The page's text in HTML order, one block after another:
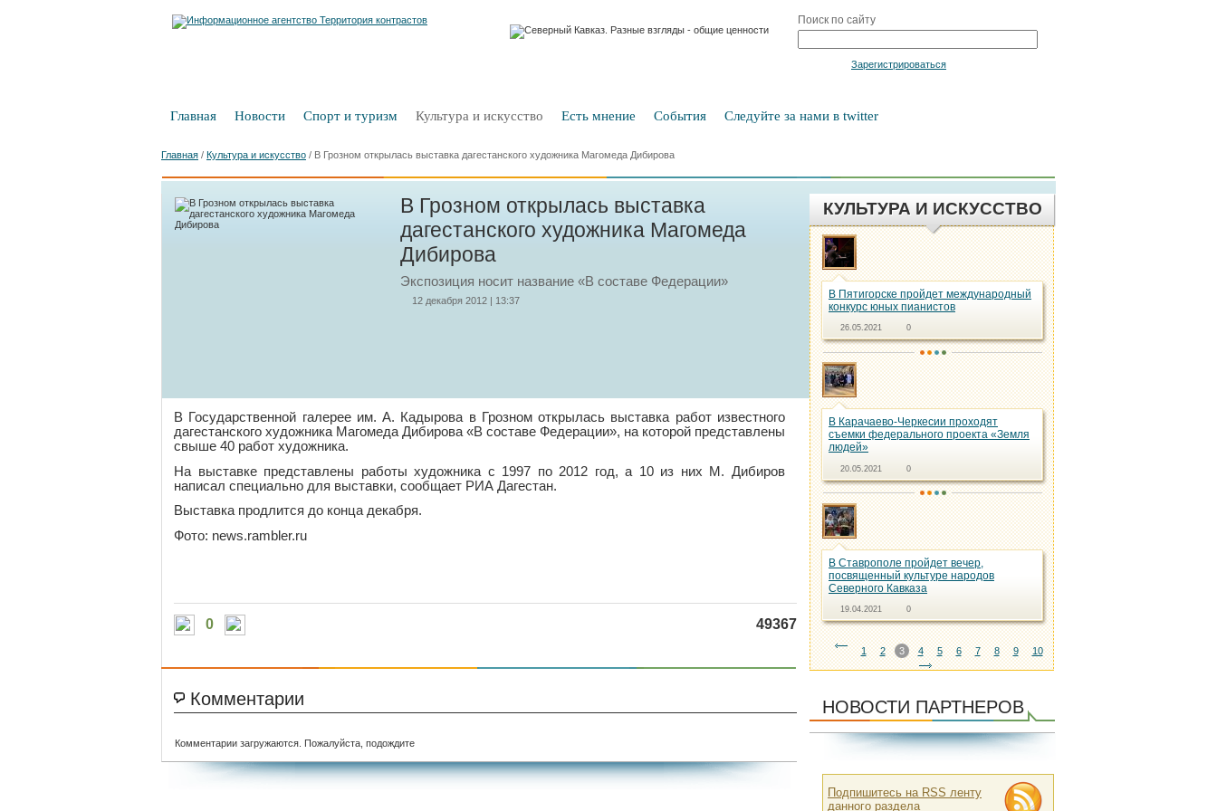
Поиск по сайту
Зарегистрироваться
Главная Новости Спорт и туризм Культура и искусство Есть мнение События Следуйте за нами в twitter
Главная / Культура и искусство / В Грозном открылась выставка дагестанского художника Магомеда Дибирова
В Грозном открылась выставка
дагестанского художника Магомеда
Дибирова
Экспозиция носит название «В составе Федерации»
12 декабря 2012 | 13:37
В Государственной галерее им. А. Кадырова в Грозном открылась выставка работ известного
дагестанского художника Магомеда Дибирова «В составе Федерации», на которой представлены
свыше 40 работ художника.
На выставке представлены работы художника с 1997 по 2012 год, а 10 из них М. Дибиров
написал специально для выставки, сообщает РИА Дагестан.
Выставка продлится до конца декабря.
Фото: news.rambler.ru
0 49367
Комментарии
Комментарии загружаются. Пожалуйста, подождите
КУЛЬТУРА И ИСКУССТВО
В Пятигорске пройдет международный
конкурс юных пианистов
26.05.2021 0
В Карачаево-Черкесии проходят
съемки федерального проекта «Земля
людей»
20.05.2021 0
В Ставрополе пройдет вечер,
посвященный культуре народов
Северного Кавказа
19.04.2021 0
1 2 3 4 5 6 7 8 9 10
НОВОСТИ ПАРТНЕРОВ
Подпишитесь на RSS ленту
данного раздела